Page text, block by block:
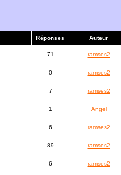
Réponses Auteur
71 ramses2
0 ramses2
7 ramses2
1 Angel
6 ramses2
89 ramses2
6 ramses2